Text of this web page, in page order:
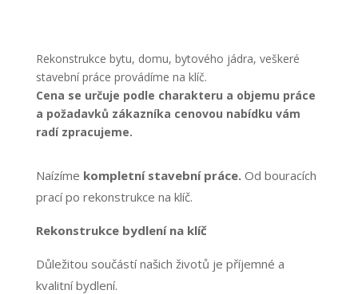
Rekonstrukce bytu, domu, bytového jádra, veškeré
stavební práce provádíme na klíč.
Cena se určuje podle charakteru a objemu práce
a požadavků zákazníka cenovou nabídku vám
radí zpracujeme.
Naízíme kompletní stavební práce.Od bouracích
prací po rekonstrukce na klíč.
Rekonstrukce bydlení na klíč
Důležitou součástí našich životů je příjemné a
kvalitní bydlení.